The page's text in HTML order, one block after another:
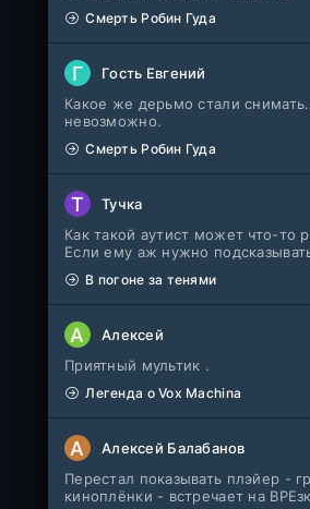
Смерть Робин Гуда
Г Гость Евгений
Какое же дерьмо стали
невозможно.
Смерть Робин Гуда
Т Тучка
Как такой аутист может что-то
Если ему аж нужно
В погоне за тенями
А Алексей
Приятный мультик .
Легенда о Vox Machina
А Алексей Балабанов
Перестал показывать плэйер -
киноплёнки - встречает на